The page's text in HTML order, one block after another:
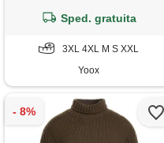
Sped. gratuita
3XL 4XL M S XXL
Yoox